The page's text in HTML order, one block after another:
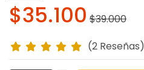
$35.100 $39.000
(2 Reseñas)